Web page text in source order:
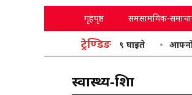
गृहपृष्ठ समसामयिक-
ट्रेण्डिङ आफ्नो भाषा
स्वास्थ्य-शिक्षा